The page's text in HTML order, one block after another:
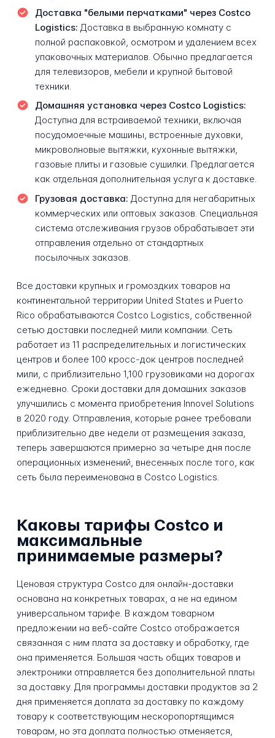
Доставка "белыми перчатками" через Costco
Logistics: Доставка в выбранную комнату с
полной распаковкой, осмотром и удалением всех
упаковочных материалов. Обычно предлагается
для телевизоров, мебели и крупной бытовой
техники.
Домашняя установка через Costco Logistics:
Доступна для встраиваемой техники, включая
посудомоечные машины, встроенные духовки,
микроволновые вытяжки, кухонные вытяжки,
газовые плиты и газовые сушилки. Предлагается
как отдельная дополнительная услуга к доставке.
Грузовая доставка: Доступна для негабаритных
коммерческих или оптовых заказов. Специальная
система отслеживания грузов обрабатывает эти
отправления отдельно от стандартных
посылочных заказов.
Все доставки крупных и громоздких товаров на
континентальной территории United States и Puerto
Rico обрабатываются Costco Logistics, собственной
сетью доставки последней мили компании. Сеть
работает из 11 распределительных и логистических
центров и более 100 кросс-док центров последней
мили, с приблизительно 1,100 грузовиками на дорогах
ежедневно. Сроки доставки для домашних заказов
улучшились с момента приобретения Innovel Solutions
в 2020 году. Отправления, которые ранее требовали
приблизительно две недели от размещения заказа,
теперь завершаются примерно за четыре дня после
операционных изменений, внесенных после того, как
сеть была переименована в Costco Logistics.
Каковы тарифы Costco и
максимальные
принимаемые размеры?
Ценовая структура Costco для онлайн-доставки
основана на конкретных товарах, а не на едином
универсальном тарифе. В каждом товарном
предложении на веб-сайте Costco отображается
связанная с ним плата за доставку и обработку, где
она применяется. Большая часть общих товаров и
электроники отправляется без дополнительной платы
за доставку. Для программы доставки продуктов за 2
дня применяется доплата за доставку по каждому
товару к соответствующим нескоропортящимся
товарам, но эта доплата полностью отменяется,